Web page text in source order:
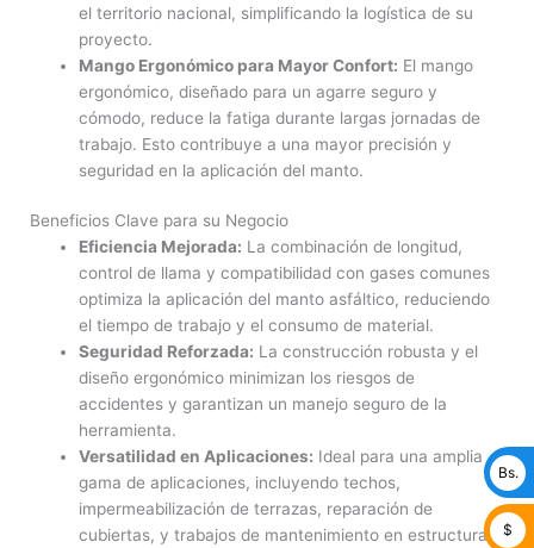
el territorio nacional, simplificando la logística de su
proyecto.
Mango Ergonómico para Mayor Confort: El mango
ergonómico, diseñado para un agarre seguro y
cómodo, reduce la fatiga durante largas jornadas de
trabajo. Esto contribuye a una mayor precisión y
seguridad en la aplicación del manto.
Beneficios Clave para su Negocio
Eficiencia Mejorada: La combinación de longitud,
control de llama y compatibilidad con gases comunes
optimiza la aplicación del manto asfáltico, reduciendo
el tiempo de trabajo y el consumo de material.
Seguridad Reforzada: La construcción robusta y el
diseño ergonómico minimizan los riesgos de
accidentes y garantizan un manejo seguro de la
herramienta.
Versatilidad en Aplicaciones: Ideal para una amplia
gama de aplicaciones, incluyendo techos,
impermeabilización de terrazas, reparación de
cubiertas, y trabajos de mantenimiento en estructuras
Bs.
$